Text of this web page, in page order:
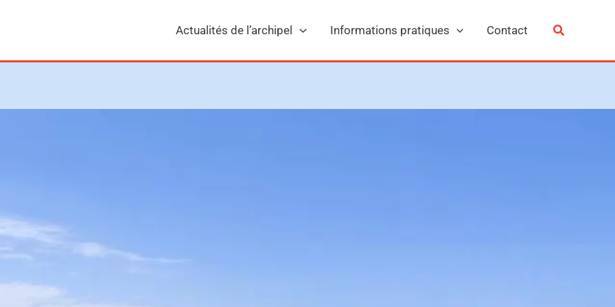
Actualités de l’archipel Informations pratiques Contact